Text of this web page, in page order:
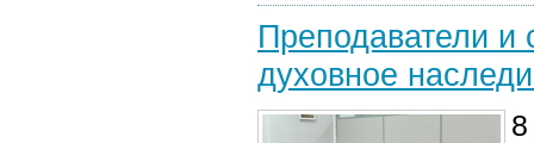
Преподаватели и
духовное